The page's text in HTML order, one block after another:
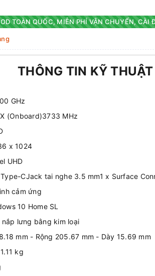
TOÀN QUỐC, MIỄN PHÍ VẬN CHUYỂN, CÀI
THÔNG TIN KỸ THUẬT
GHz
(Onboard)3733 MHz
x 1024
UHD
CJack tai nghe 3.5 mm1 x Surface
cảm ứng
10 Home SL
lưng bằng kim loại
mm - Rộng 205.67 mm - Dày 15.69 mm
kg